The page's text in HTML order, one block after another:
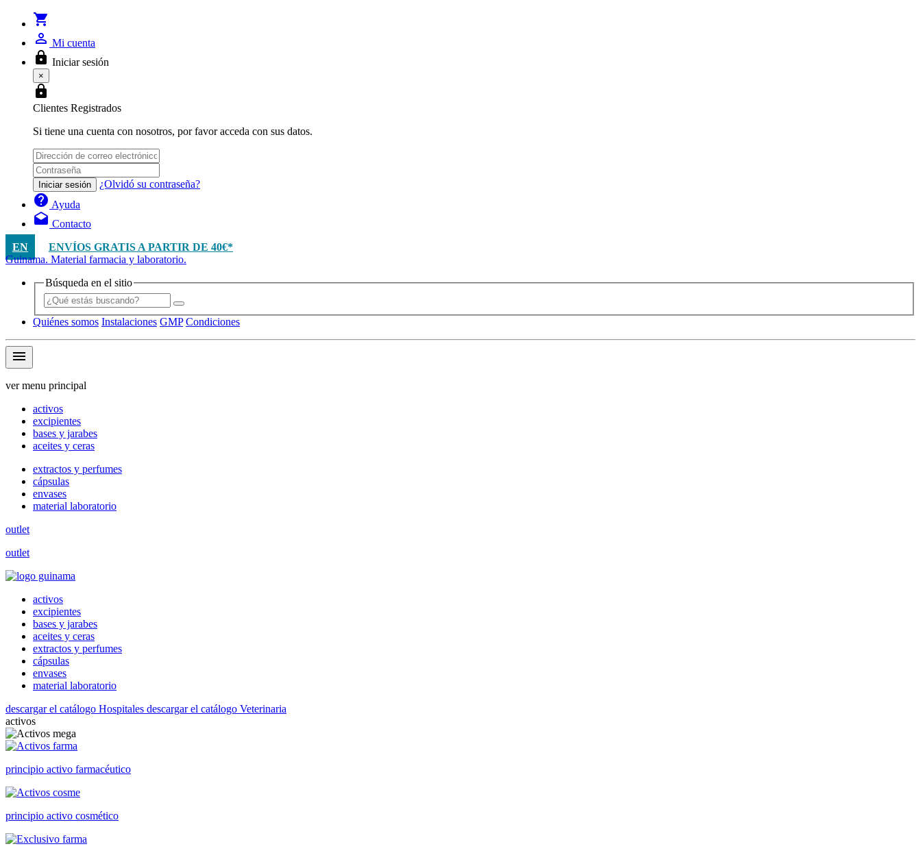
shopping_cart
person_outline Mi cuenta
lock Iniciar sesión
×
lock
Clientes Registrados
Si tiene una cuenta con nosotros, por favor acceda con sus datos.
Iniciar sesión ¿Olvidó su contraseña?
help Ayuda
drafts Contacto
EN
ENVÍOS GRATIS A PARTIR DE 40€*
Guinama. Material farmacia y laboratorio.
Búsqueda en el sitio
Quiénes somos Instalaciones GMP Condiciones
menu
ver menu principal
activos
excipientes
bases y jarabes
aceites y ceras
extractos y perfumes
cápsulas
envases
material laboratorio
outlet
outlet
activos
excipientes
bases y jarabes
aceites y ceras
extractos y perfumes
cápsulas
envases
material laboratorio
descargar el catálogo Hospitales descargar el catálogo Veterinaria
activos
principio activo farmacéutico
principio activo cosmético